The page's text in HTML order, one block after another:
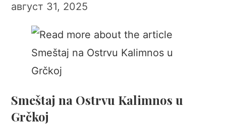
август 31, 2025
Smeštaj na Ostrvu Kalimnos u
Grčkoj